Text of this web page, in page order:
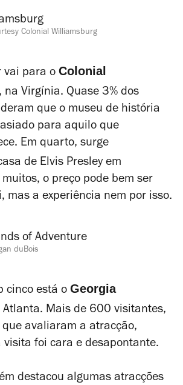
Colonial Williamsburg
vai para o Colonial
, na Virgínia. Quase 3% dos
que o museu de história
para aquilo que
Em quarto, surge
de Elvis Presley em
o preço pode bem ser
mas a experiência nem por isso.
duBois
cinco está o Georgia
Atlanta. Mais de 600 visitantes,
avaliaram a atracção,
visita foi cara e desapontante.
destacou algumas atracções